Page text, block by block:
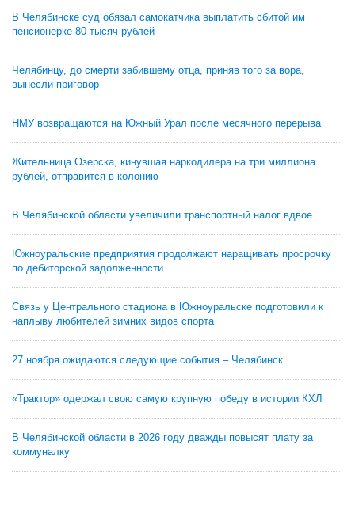
В Челябинске суд обязал самокатчика выплатить сбитой им
пенсионерке 80 тысяч рублей
Челябинцу, до смерти забившему отца, приняв того за вора,
вынесли приговор
НМУ возвращаются на Южный Урал после месячного перерыва
Жительница Озерска, кинувшая наркодилера на три миллиона
рублей, отправится в колонию
В Челябинской области увеличили транспортный налог вдвое
Южноуральские предприятия продолжают наращивать просрочку
по дебиторской задолженности
Связь у Центрального стадиона в Южноуральске подготовили к
наплыву любителей зимних видов спорта
27 ноября ожидаются следующие события – Челябинск
«Трактор» одержал свою самую крупную победу в истории КХЛ
В Челябинской области в 2026 году дважды повысят плату за
коммуналку